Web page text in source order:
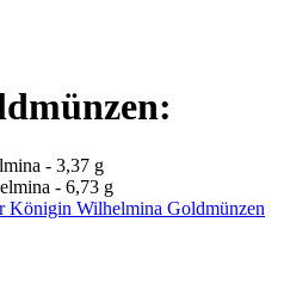
- 3,37 g
- 6,73 g
Königin Wilhelmina Goldmünzen